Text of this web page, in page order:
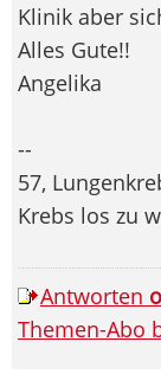
Klinik aber
Alles Gute!!
Angelika
--
57,
Krebs los zu
Antworten
Themen-Abo